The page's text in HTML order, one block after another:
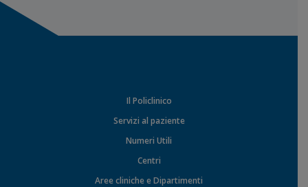
Il Policlinico
Servizi al paziente
Numeri Utili
Centri
Aree cliniche e Dipartimenti